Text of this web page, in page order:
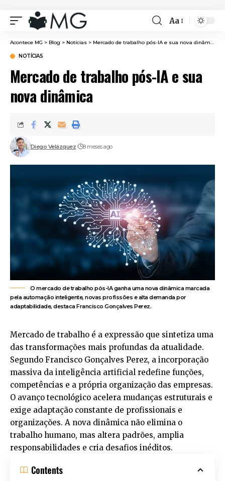
Font
Resizer
Aa
Acontece MG > Blog > Notícias > Mercado de trabalho pós-IA e sua nova dinâmica
NOTÍCIAS
Mercado de trabalho pós-IA e sua
nova dinâmica
Diego Velázquez 8 meses ago
O mercado de trabalho pós-IA ganha uma nova dinâmica marcada
pela automação inteligente, novas profissões e alta demanda por
adaptabilidade, destaca Francisco Gonçalves Perez.
Mercado de trabalho é a expressão que sintetiza uma
das transformações mais profundas da atualidade.
Segundo Francisco Gonçalves Perez, a incorporação
massiva da inteligência artificial redefine funções,
competências e a própria organização das empresas.
O avanço tecnológico acelera mudanças estruturais e
exige adaptação constante de profissionais e
organizações. A nova dinâmica não elimina o
trabalho humano, mas altera padrões, amplia
responsabilidades e cria desafios inéditos.
Contents